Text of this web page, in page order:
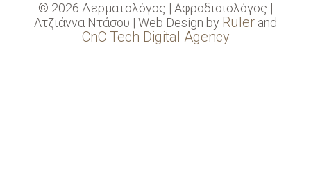
© 2026 Δερματολόγος | Αφροδισιολόγος |
Ατζιάννα Ντάσου | Web Design by Ruler and
CnC Tech Digital Agency